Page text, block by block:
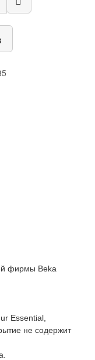
фирмы Beka
Essential,
не содержит